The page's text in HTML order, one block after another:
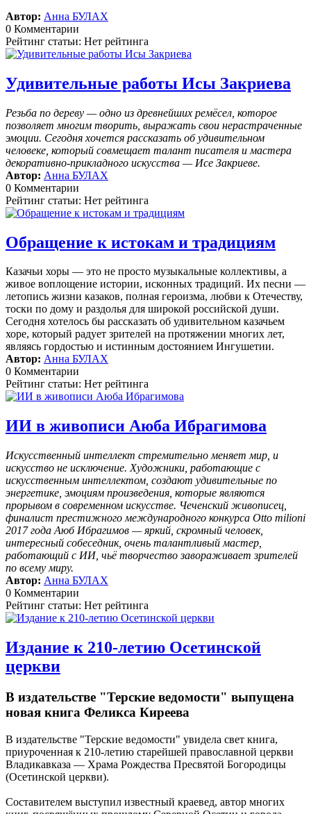
Автор: Анна БУЛАХ
0 Комментарии
Рейтинг статьи: Нет рейтинга
Удивительные работы Исы Закриева
Резьба по дереву — одно из древнейших ремёсел, которое
позволяет многим творить, выражать свои нерастраченные
эмоции. Сегодня хочется рассказать об удивительном
человеке, который совмещает талант писателя и мастера
декоративно-прикладного искусства — Исе Закриеве.
Автор: Анна БУЛАХ
0 Комментарии
Рейтинг статьи: Нет рейтинга
Обращение к истокам и традициям
Казачьи хоры — это не просто музыкальные коллективы, а
живое воплощение истории, исконных традиций. Их песни —
летопись жизни казаков, полная героизма, любви к Отечеству,
тоски по дому и раздолья для широкой российской души.
Сегодня хотелось бы рассказать об удивительном казачьем
хоре, который радует зрителей на протяжении многих лет,
являясь гордостью и истинным достоянием Ингушетии.
Автор: Анна БУЛАХ
0 Комментарии
Рейтинг статьи: Нет рейтинга
ИИ в живописи Аюба Ибрагимова
Искусственный интеллект стремительно меняет мир, и
искусство не исключение. Художники, работающие с
искусственным интеллектом, создают удивительные по
энергетике, эмоциям произведения, которые являются
прорывом в современном искусстве. Чеченский живописец,
финалист престижного международного конкурса Otto milioni
2017 года Аюб Ибрагимов — яркий, скромный человек,
интересный собеседник, очень талантливый мастер,
работающий с ИИ, чьё творчество завораживает зрителей
по всему миру.
Автор: Анна БУЛАХ
0 Комментарии
Рейтинг статьи: Нет рейтинга
Издание к 210-летию Осетинской
церкви
В издательстве "Терские ведомости" выпущена
новая книга Феликса Киреева
В издательстве "Терские ведомости" увидела свет книга,
приуроченная к 210-летию старейшей православной церкви
Владикавказа — Храма Рождества Пресвятой Богородицы
(Осетинской церкви).
Составителем выступил известный краевед, автор многих